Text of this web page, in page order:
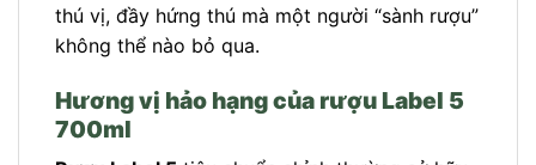
thú vị, đầy hứng thú mà một người “sành rượu”
không thể nào bỏ qua.
Hương vị hảo hạng của rượu Label 5
700ml